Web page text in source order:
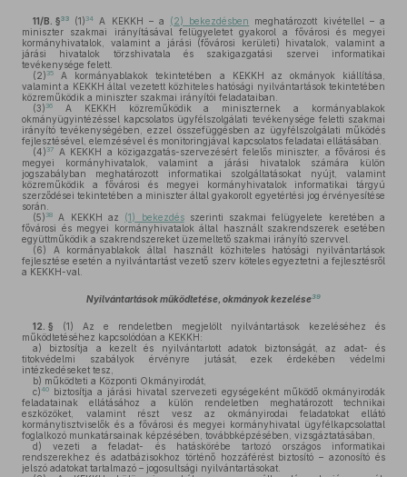
11/B. §33 (1)34 A KEKKH – a (2) bekezdésben
meghatározott kivétellel – a
miniszter szakmai irányításával felügyeletet gyakorol a fővárosi és megyei
kormányhivatalok, valamint a járási (fővárosi kerületi) hivatalok, valamint a
járási hivatalok törzshivatala és szakigazgatási szervei informatikai
tevékenysége felett.
(2) 35
A kormányablakok tekintetében a KEKKH az okmányok kiállítása,
valamint a KEKKH által vezetett közhiteles hatósági nyilvántartások tekintetében
közreműködik a miniszter szakmai irányítói feladataiban.
(3) 36
A KEKKH közreműködik a miniszternek a kormányablakok
okmányügyintézéssel kapcsolatos ügyfélszolgálati tevékenysége feletti szakmai
irányító tevékenységében, ezzel összefüggésben az ügyfélszolgálati működés
fejlesztésével, elemzésével és monitoringjával kapcsolatos feladatai ellátásában.
(4) 37
A KEKKH a közigazgatás-szervezésért felelős miniszter, a fővárosi és
megyei kormányhivatalok, valamint a járási hivatalok számára külön
jogszabályban meghatározott informatikai szolgáltatásokat nyújt, valamint
közreműködik a fővárosi és megyei kormányhivatalok informatikai tárgyú
szerződései tekintetében a miniszter által gyakorolt egyetértési jog érvényesítése
során.
(5) 38 A KEKKH az (1) bekezdésszerinti szakmai felügyelete keretében a
fővárosi és megyei kormányhivatalok által használt szakrendszerek esetében
együttműködik a szakrendszereket üzemeltető szakmai irányító szervvel.
(6) A kormányablakok által használt közhiteles hatósági nyilvántartások
fejlesztése esetén a nyilvántartást vezető szerv köteles egyeztetni a fejlesztésről
a KEKKH-val.
Nyilvántartások működtetése, okmányok kezelése39
12. § (1) Az e rendeletben megjelölt nyilvántartások kezeléséhez és
működtetéséhez kapcsolódóan a KEKKH:
a) biztosítja a kezelt és nyilvántartott adatok biztonságát, az adat- és
titokvédelmi szabályok érvényre jutását, ezek érdekében védelmi
intézkedéseket tesz,
b) működteti a Központi Okmányirodát,
c)40
biztosítja a járási hivatal szervezeti egységeként működő okmányirodák
feladatainak ellátásához a külön rendeletben meghatározott technikai
eszközöket, valamint részt vesz az okmányirodai feladatokat ellátó
kormánytisztviselők és a fővárosi és megyei kormányhivatal ügyfélkapcsolattal
foglalkozó munkatársainak képzésében, továbbképzésében, vizsgáztatásában,
d) vezeti a feladat- és hatáskörébe tartozó országos informatikai
rendszerekhez és adatbázisokhoz történő hozzáférést biztosító – azonosító és
jelszó adatokat tartalmazó – jogosultsági nyilvántartásokat.